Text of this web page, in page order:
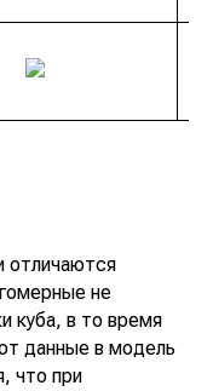
отличаются
не
куба, в то время
данные в модель
что при